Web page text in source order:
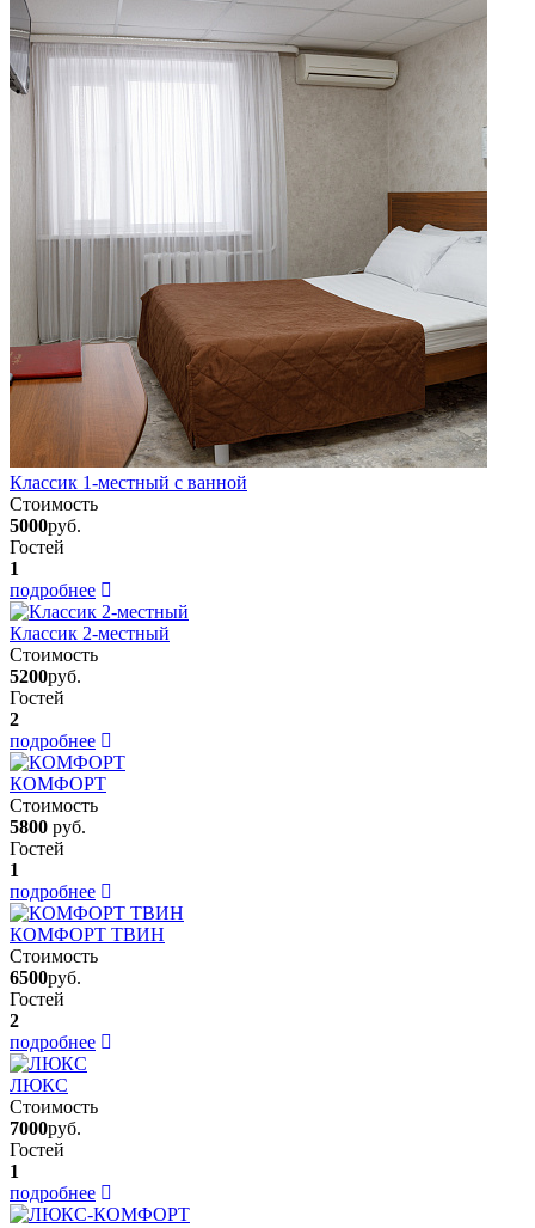
Классик 1-местный с ванной
Стоимость
5000руб.
Гостей
1
подробнее
Классик 2-местный
Стоимость
5200руб.
Гостей
2
подробнее
КОМФОРТ
Стоимость
5800 руб.
Гостей
1
подробнее
КОМФОРТ ТВИН
Стоимость
6500руб.
Гостей
2
подробнее
ЛЮКС
Стоимость
7000руб.
Гостей
1
подробнее